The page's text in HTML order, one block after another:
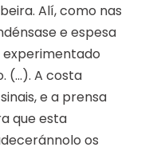
Alí, como nas
e espesa
experimentado
(…). A costa
e a prensa
que esta
os